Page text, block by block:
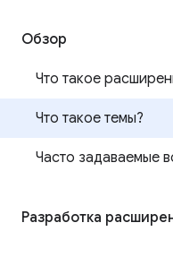
Обзор
Что такое
Что такое темы?
Часто задаваемые
Разработка